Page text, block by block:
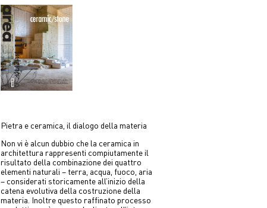
Pietra e ceramica, il dialogo della materia
Non vi è alcun dubbio che la ceramica in
architettura rappresenti compiutamente il
risultato della combinazione dei quattro
elementi naturali – terra, acqua, fuoco, aria
– considerati storicamente all’inizio della
catena evolutiva della costruzione della
materia. Inoltre questo raffinato processo